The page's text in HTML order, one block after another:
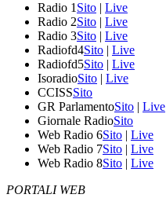
Radio 1 Sito | Live
Radio 2Sito | Live
Radio 3Sito | Live
Radiofd4Sito | Live
Radiofd5Sito | Live
IsoradioSito | Live
CCISSSito
GR ParlamentoSito | Live
Giornale RadioSito
Web Radio 6Sito | Live
Web Radio 7Sito | Live
Web Radio 8Sito | Live
PORTALI WEB